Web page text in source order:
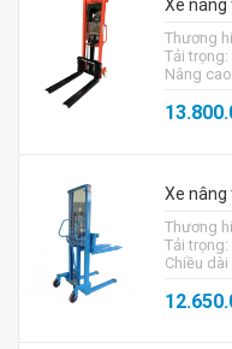
Xe nâng
Thương
Tải trọng:
Nâng
Xe nâng
Thương
Tải trọng:
Chiều